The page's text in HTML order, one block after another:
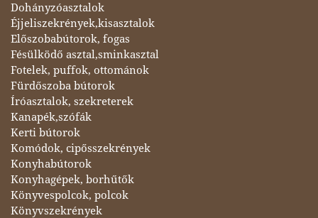
Dohányzóasztalok
Éjjeliszekrények,kisasztalok
Előszobabútorok, fogas
Fésülködő asztal,sminkasztal
Fotelek, puffok, ottománok
Fürdőszoba bútorok
Íróasztalok, szekreterek
Kanapék,szófák
Kerti bútorok
Komódok, cipősszekrények
Konyhabútorok
Konyhagépek, borhűtők
Könyvespolcok, polcok
Könyvszekrények